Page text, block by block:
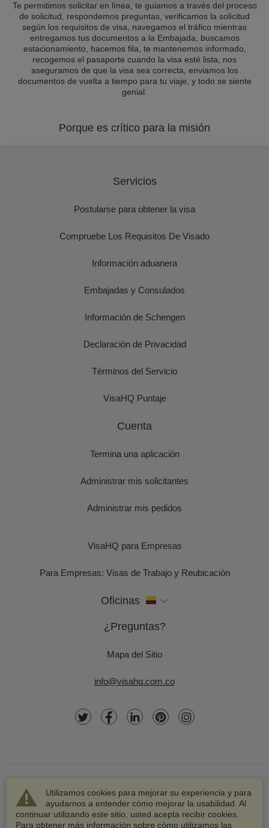
Te permitimos solicitar en línea, te guiamos a través del proceso
de solicitud, respondemos preguntas, verificamos la solicitud
según los requisitos de visa, navegamos el tráfico mientras
entregamos tus documentos a la Embajada, buscamos
estacionamiento, hacemos fila, te mantenemos informado,
recogemos el pasaporte cuando la visa esté lista, nos
aseguramos de que la visa sea correcta, enviamos los
documentos de vuelta a tiempo para tu viaje, y todo se siente
genial.
Porque es crítico para la misión
Utilizamos cookies para mejorar su experiencia y para
ayudarnos a entender cómo mejorar la usabilidad. Al
continuar utilizando este sitio, usted acepta recibir cookies.
Para obtener más información sobre cómo utilizamos las
Servicios
Postularse para obtener la visa
Compruebe Los Requisitos De Visado
Información aduanera
Embajadas y Consulados
Información de Schengen
Declaración de Privacidad
Términos del Servicio
VisaHQ Puntaje
Cuenta
Termina una aplicación
Administrar mis solicitantes
Administrar mis pedidos
VisaHQ para Empresas
Para Empresas: Visas de Trabajo y Reubicación
Oficinas
¿Preguntas?
Mapa del Sitio
info@visahq.com.co
© 2003-2026 VisaHQ.com, Inc. Todos los derechos